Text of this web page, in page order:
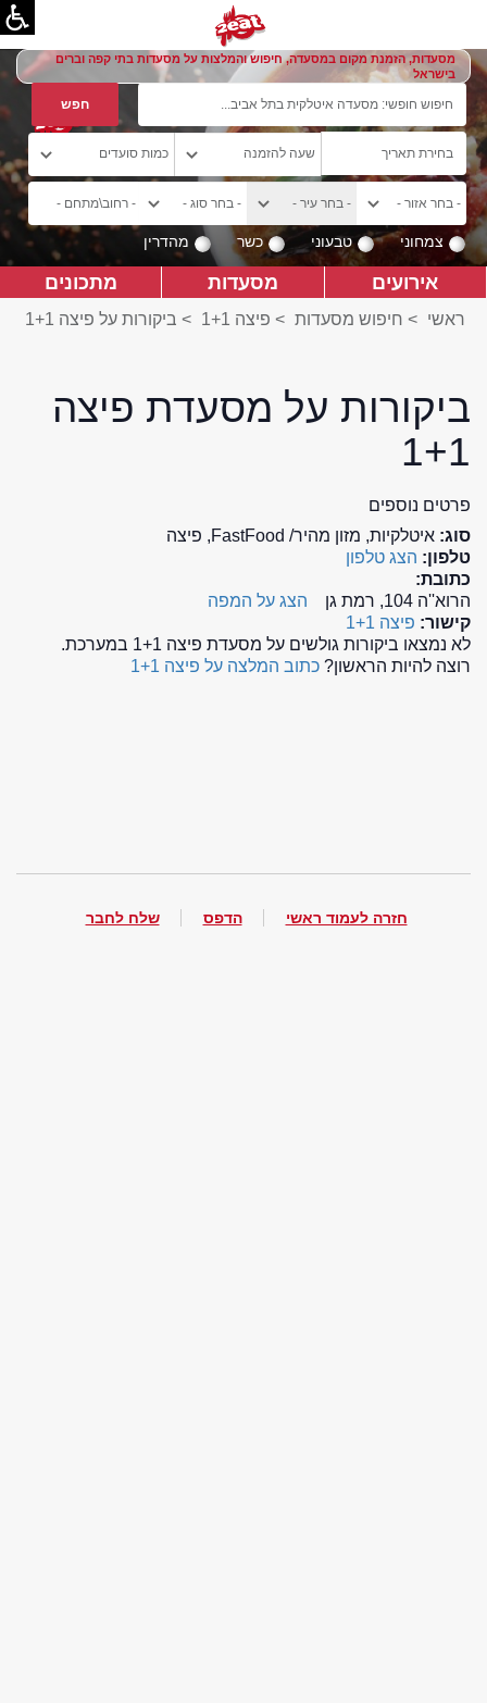
מסעדות, הזמנת מקום במסעדה, חיפוש והמלצות על מסעדות בתי קפה וברים
בישראל
צמחוני טבעוני כשר מהדרין
אירועים מסעדות מתכונים
ראשי > חיפוש מסעדות > פיצה 1+1 > ביקורות על פיצה 1+1
ביקורות על מסעדת פיצה
1+1
פרטים נוספים
סוג: איטלקיות, מזון מהיר/ FastFood, פיצה
טלפון: הצג טלפון
כתובת:
הרוא''ה 104, רמת גן
הצג על המפה
קישור: פיצה 1+1
לא נמצאו ביקורות גולשים על מסעדת פיצה 1+1 במערכת.
רוצה להיות הראשון? כתוב המלצה על פיצה 1+1
חזרה לעמוד ראשי הדפס שלח לחבר